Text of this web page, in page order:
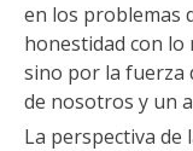
en los problemas
honestidad con
sino por la fuerza
de nosotros y un
La perspectiva